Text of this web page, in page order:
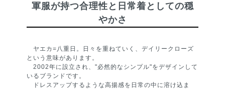
軍服が持つ合理性と日常着としての穏
やかさ
ヤエカ=八重日。日々を重ねていく、デイリークローズ
という意味があります。
2002年に設立され、"必然的なシンプル"をデザインして
いるブランドです。
ドレスアップするような高揚感を日常の中に溶け込ま